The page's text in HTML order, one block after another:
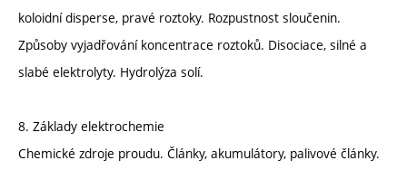
koloidní disperse, pravé roztoky. Rozpustnost sloučenin.
Způsoby vyjadřování koncentrace roztoků. Disociace, silné a
slabé elektrolyty. Hydrolýza solí.
8. Základy elektrochemie
Chemické zdroje proudu. Články, akumulátory, palivové články.